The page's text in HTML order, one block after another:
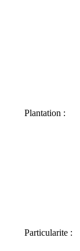
Plantation :
Particularite :